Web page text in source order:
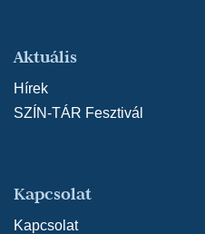
Aktuális
Hírek
SZÍN-TÁR Fesztivál
Kapcsolat
Kapcsolat